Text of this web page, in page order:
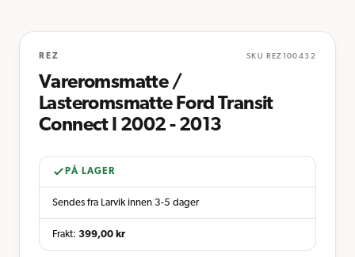
REZ SKU REZ100432
Vareromsmatte /
Lasteromsmatte Ford Transit
Connect I 2002 - 2013
PÅ LAGER
Sendes fra Larvik innen 3-5 dager
Frakt: 399,00 kr